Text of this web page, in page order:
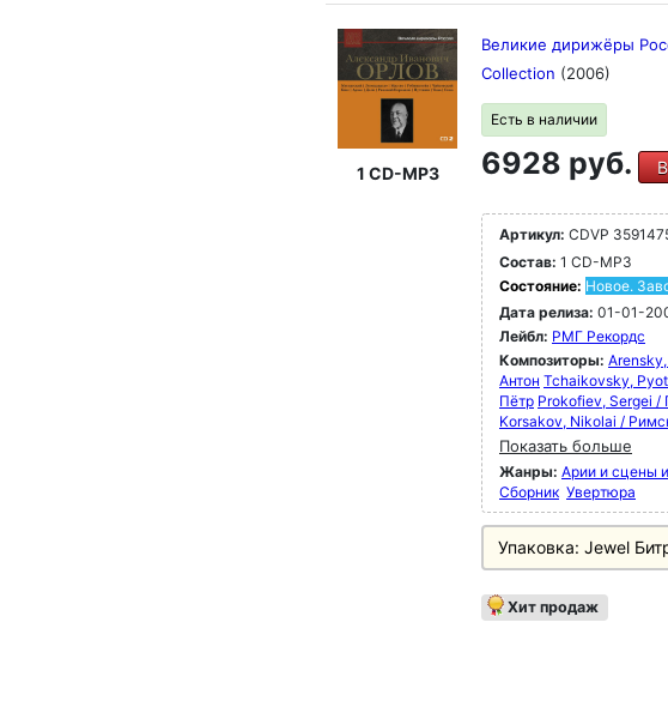
1 CD-MP3
Великие дирижёры
Collection (2006)
Есть в наличии
6928 руб.
Артикул: CDVP
Состав: 1 CD-MP3
Состояние: Новое.
Дата релиза: 01-01-
Лейбл: РМГ Рекордс
Композиторы:
Антон Tchaikovsky,
Пётр Prokofiev, Sergei /
Korsakov, Nikolai /
Показать больше
Жанры: Арии и сцены
Сборник Увертюра
Упаковка: Jewel
Хит продаж